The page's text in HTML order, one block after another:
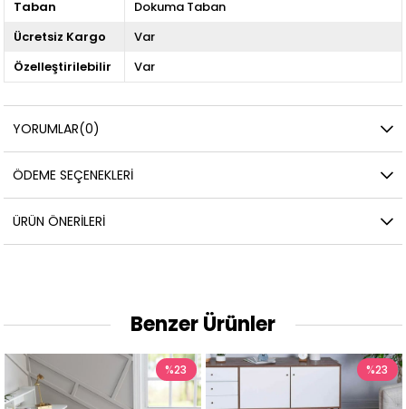
Taban
Dokuma Taban
Ücretsiz Kargo
Var
Özelleştirilebilir
Var
YORUMLAR(0)
ÖDEME SEÇENEKLERI
ÜRÜN ÖNERILERI
Benzer Ürünler
%23 %23